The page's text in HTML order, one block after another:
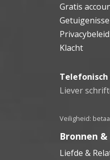
Gratis
Privacybeleid
Klacht
Liever
Veiligheid:
Bronnen
Liefde &